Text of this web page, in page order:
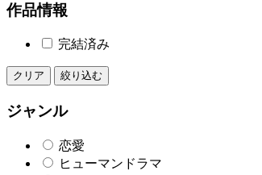
作品情報
完結済み
クリア 絞り込む
ジャンル
恋愛
ヒューマンドラマ